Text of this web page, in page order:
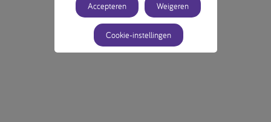
Accepteren Weigeren
Cookie-instellingen